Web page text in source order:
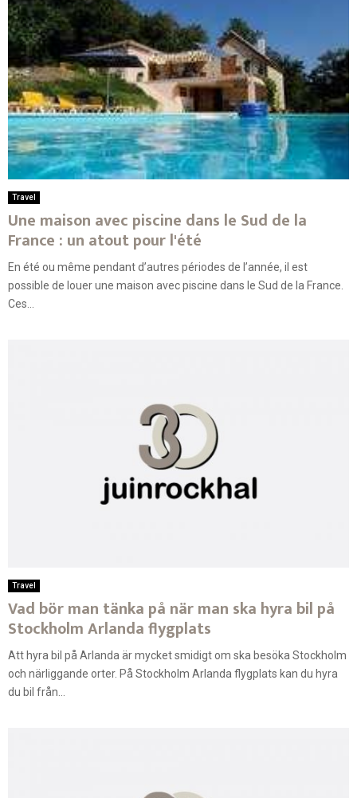
Travel
Une maison avec piscine dans le Sud de la
France : un atout pour l'été
En été ou même pendant d’autres périodes de l’année, il est
possible de louer une maison avec piscine dans le Sud de la France.
Ces...
Travel
Vad bör man tänka på när man ska hyra bil på
Stockholm Arlanda flygplats
Att hyra bil på Arlanda är mycket smidigt om ska besöka Stockholm
och närliggande orter. På Stockholm Arlanda flygplats kan du hyra
du bil från...